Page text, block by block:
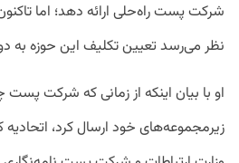
شرکت پست راه‌حلی ارائه دهد؛ اما
نظر می‌رسد تعیین تکلیف این حوزه به
او با بیان اینکه از زمانی که شرکت
زیرمجموعه‌های خود ارسال کرد،